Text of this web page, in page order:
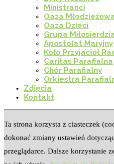
Ministranci
Oaza
Oaza Dzieci
Grupa
Apostolat Maryjny
Koło Przyjaciół
Caritas Parafialna
Chór Parafialny
Orkiestra
Zdjęcia
Kontakt
Ta strona korzysta z ciasteczek
dokonać zmiany ustawień
przeglądarce. Dalsze korzystanie